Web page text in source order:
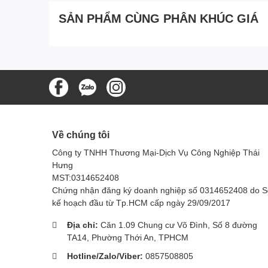
chuyển và sử dụng.
Tiết kiệm thời gian, công
Xe đẩy AF08188F không chỉ là lựa chọn lý tưởng cho
Với tính năng túi đựng rác tiện ích và thiết kế thông
cường hiệu suất làm việc của nhân viên dọn dẹp.
Xe đẩy vệ sinh nhà hàng
AF08188F với túi đựng rác
sạch mà còn là một đối tác đáng tin cậy để duy trì môi
tiện ích và hiệu suất làm việc cao, đây chắc chắn là
SẢN PHẨM CÙNG PHÂN KHÚC GIÁ
Về chúng tôi
Công ty TNHH Thương Mại-Dịch Vụ Công Nghiệp Thái
Hưng
MST:0314652408
Chứng nhận đăng ký doanh nghiệp số 0314652408 do
kế hoạch đầu từ Tp.HCM cấp ngày 29/09/2017
Địa chỉ: Căn 1.09 Chung cư Võ Đình, Số 8 đường
TA14, Phường Thới An, TPHCM
Hotline/Zalo/Viber: 0857508805